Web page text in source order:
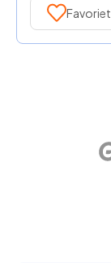
Favoriet